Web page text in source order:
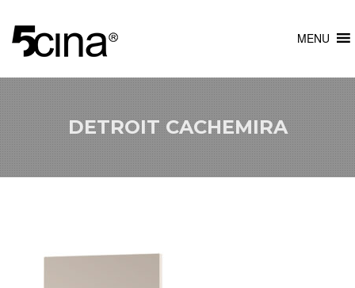
MENU
DETROIT CACHEMIRA